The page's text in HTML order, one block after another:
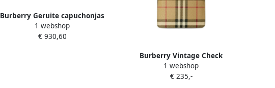
Burberry Geruite capuchonjas
Beige Dames
1 webshop
€ 930,60
Burberry Vintage Check
Sleutelhanger Beige Dames
1 webshop
€ 235,-